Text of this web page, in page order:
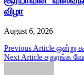
விழா
August 6, 2026
Post
navigation
Previous Article ஒன்று
Next Article சதுரங்க